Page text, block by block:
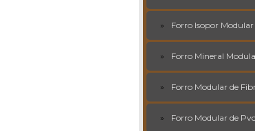
Forro Isopor Modular
Forro Mineral
Forro Modular de
Forro Modular de Pvc